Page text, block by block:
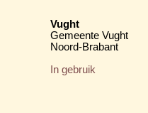
Vught
Gemeente Vught
Noord-Brabant
In gebruik